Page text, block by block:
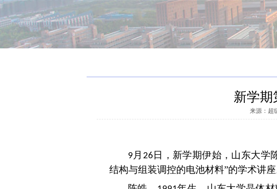
新学
来源：超
9 月 26 日，新学期伊始，山东大学
结构与组装调控的电池材料”的学术讲座